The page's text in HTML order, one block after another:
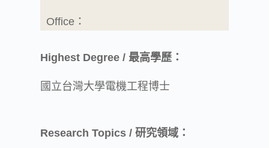
Office：
Highest Degree / 最高學歷：
國立台灣大學電機工程博士
Research Topics / 研究領域：